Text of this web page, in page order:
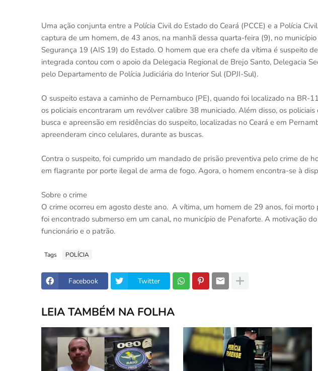
Uma ação conjunta entre a Polícia Civil do Estado do Ceará (PCCE) e a Polícia
captura de um homem, de 43 anos, na manhã dessa quarta-feira (9), no
Segurança 19 (AIS 19) do Estado. O homem que era chefe da vítima é suspeito
integrada contou com o apoio da Delegacia Regional de Brejo Santo, Delegacia
pelo Departamento de Polícia Judiciária do Interior Sul (DPJI-Sul).
O suspeito estava a caminho de Pernambuco (PE), quando foi localizado na BR-
os policiais encontraram um revólver calibre 38 municiado. Além disso, os
busca e apreensão em residências do suspeito, localizadas no Ceará e em
apreenderam cinco celulares, durante as buscas.
Contra o suspeito, foi cumprido um mandado de prisão preventiva pelo crime de
em flagrante por porte ilegal de arma de fogo. Agora, o homem encontra-se à
Sobre o crime
O crime ocorreu em agosto deste ano. A vítima, um homem de 29 anos, foi
foi encontrado submerso em um canal, no município de Penaforte. A motivação
funcionário e o patrão.
Tags POLÍCIA
Facebook Twitter
LEIA TAMBÉM NA FOLHA